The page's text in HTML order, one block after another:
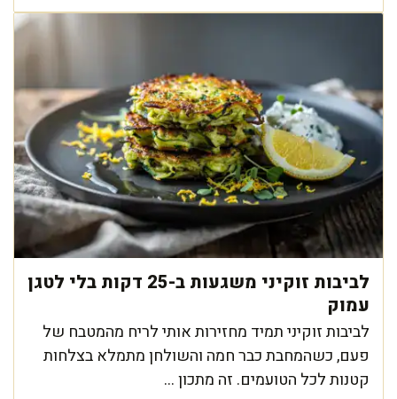
לביבות זוקיני משגעות ב-25 דקות בלי לטגן
עמוק
לביבות זוקיני תמיד מחזירות אותי לריח מהמטבח של
פעם, כשהמחבת כבר חמה והשולחן מתמלא בצלחות
קטנות לכל הטועמים. זה מתכון ...